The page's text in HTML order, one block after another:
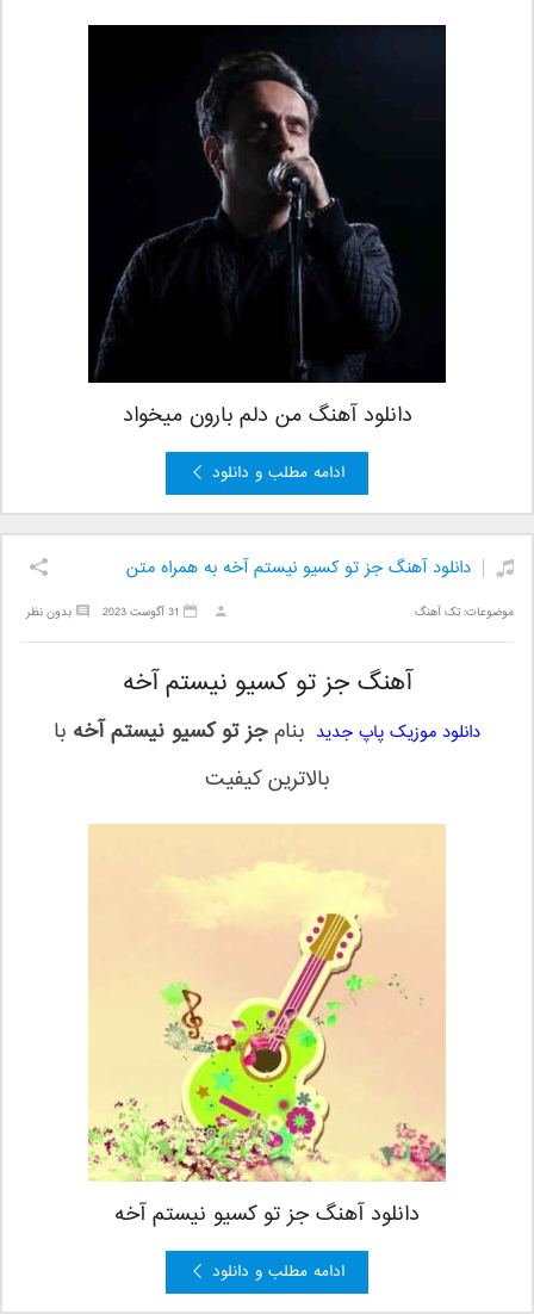
دانلود آهنگ من دلم بارون میخواد
ادامه مطلب و دانلود
دانلود آهنگ جز تو کسیو نیستم آخه به همراه متن
موضوعات:تک آهنگ بدون نظر 31 آگوست 2023
آهنگ جز تو کسیو نیستم آخه
دانلود موزیک پاپ جدید بنامجز تو کسیو نیستم آخه با
بالاترین کیفیت
دانلود آهنگ جز تو کسیو نیستم آخه
ادامه مطلب و دانلود